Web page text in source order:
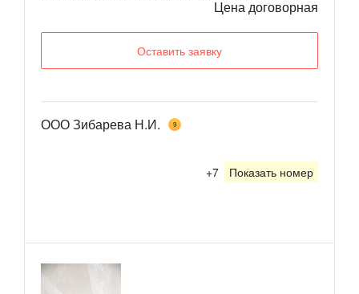
Цена договорная
Оставить заявку
ООО Зибарева Н.И. 9
+7 Показать номер